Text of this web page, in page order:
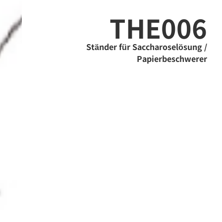
THE006
Ständer für Saccharoselösung /
Papierbeschwerer